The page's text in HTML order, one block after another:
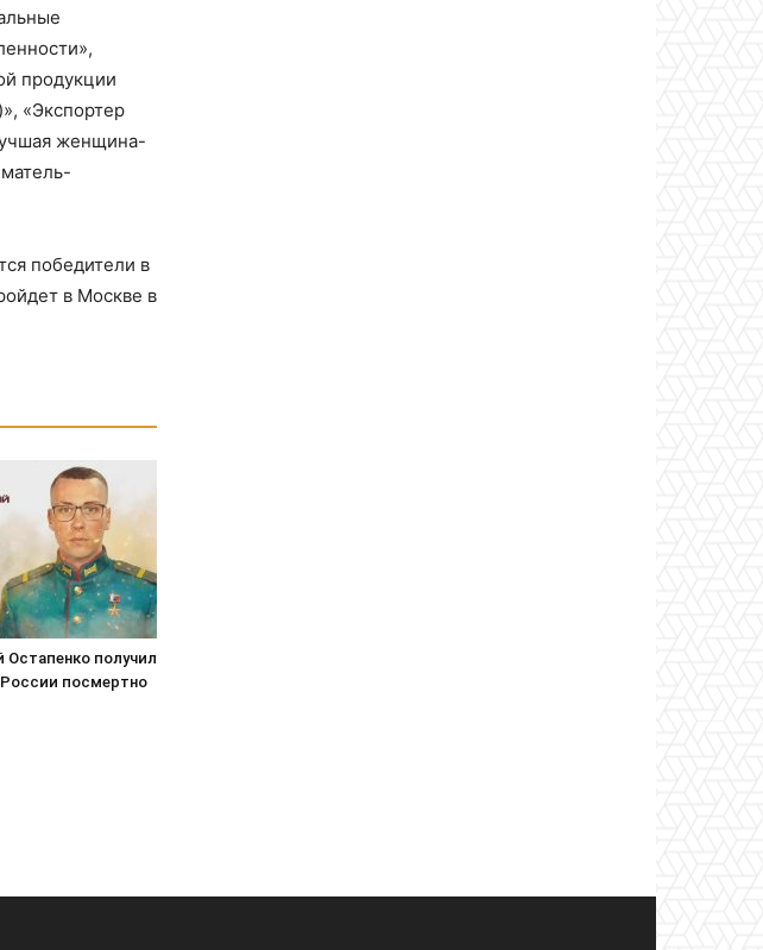
продукции
«Экспортер
женщина-
победители в
в Москве в
Остапенко получил
России посмертно